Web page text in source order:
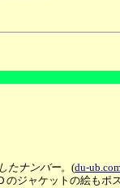
たナンバー。(du-
ャケットの絵もポ